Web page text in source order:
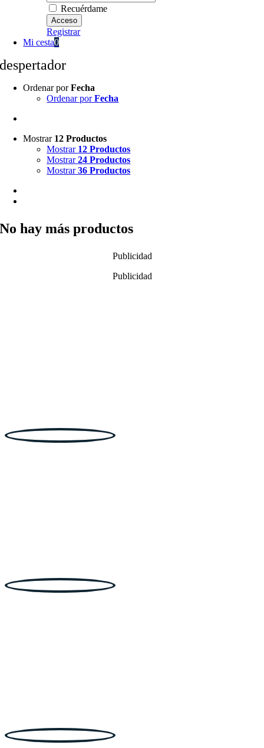
Recuérdame
Registrar
Mi cesta0
despertador
Ordenar porFecha
Ordenar porFecha
Mostrar 12 Productos
Mostrar 12 Productos
Mostrar24 Productos
Mostrar36 Productos
No hay más productos
Publicidad
Publicidad